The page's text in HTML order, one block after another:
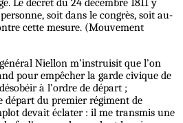
Le décret du 24 décembre 1811 y
soit dans le congrès, soit au-
cette mesure. (Mouvement
Niellon m’instruisit que l’on
pour empêcher la garde civique de
à l’ordre de départ ;
départ du premier régiment de
devait éclater : il me transmis une